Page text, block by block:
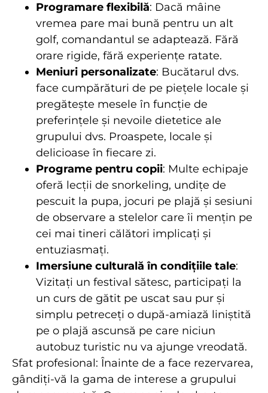
Programare flexibilă: Dacă mâine
vremea pare mai bună pentru un alt
golf, comandantul se adaptează. Fără
orare rigide, fără experiențe ratate.
Meniuri personalizate: Bucătarul dvs.
face cumpărături de pe piețele locale și
pregătește mesele în funcție de
preferințele și nevoile dietetice ale
grupului dvs. Proaspete, locale și
delicioase în fiecare zi.
Programe pentru copii: Multe echipaje
oferă lecții de snorkeling, undițe de
pescuit la pupa, jocuri pe plajă și sesiuni
de observare a stelelor care îi mențin pe
cei mai tineri călători implicați și
entuziasmați.
Imersiune culturală în condițiile tale:
Vizitați un festival sătesc, participați la
un curs de gătit pe uscat sau pur și
simplu petreceți o după-amiază liniștită
pe o plajă ascunsă pe care niciun
autobuz turistic nu va ajunge vreodată.
Sfat profesional: Înainte de a face rezervarea,
gândiți-vă la gama de interese a grupului